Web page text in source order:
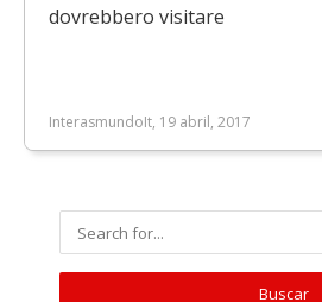
dovrebbero visitare
InterasmundoIt, 19 abril, 2017